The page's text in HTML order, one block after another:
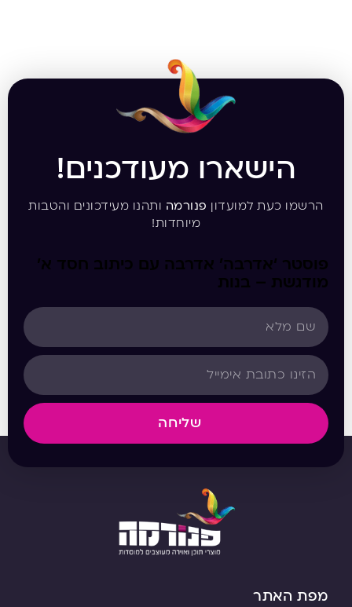
הישארו מעודכנים!
הרשמו כעת למועדון פנורמה ותהנו מעידכונים והטבות
מיוחדות!
פוסטר ‘אדרבה’ אדרבה עם כיתוב חסד א’
מודגשת – בנות
שליחה
מפת האתר